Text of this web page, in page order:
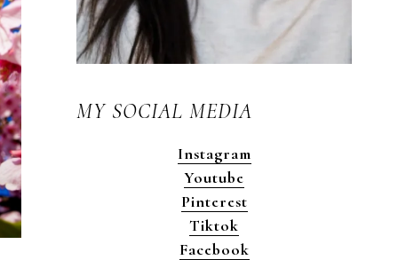
MY SOCIAL MEDIA
Instagram
Youtube
Pinterest
Tiktok
Facebook